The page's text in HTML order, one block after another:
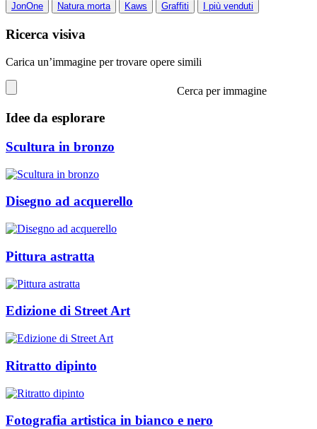
JonOne
Natura morta Kaws Graffiti I più venduti
Ricerca visiva
Carica un’immagine per trovare opere simili
Cerca per immagine
Idee da esplorare
Scultura in bronzo
Disegno ad acquerello
Pittura astratta
Edizione di Street Art
Ritratto dipinto
Fotografia artistica in bianco e nero